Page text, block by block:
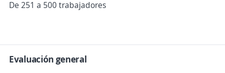
De 251 a 500 trabajadores
Evaluación general